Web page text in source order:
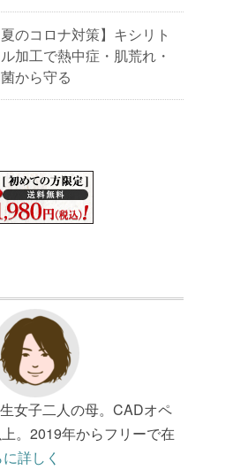
夏のコロナ対策】キシリト
加工で熱中症・肌荒れ・
から守る
女子二人の母。CADオペ
。2019年からフリーで在
詳しく